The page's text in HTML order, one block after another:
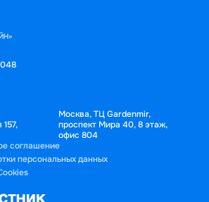
Москва, ТЦ Gardenmir,
проспект Мира 40, 8 этаж,
офис 804
соглашение
персональных данных